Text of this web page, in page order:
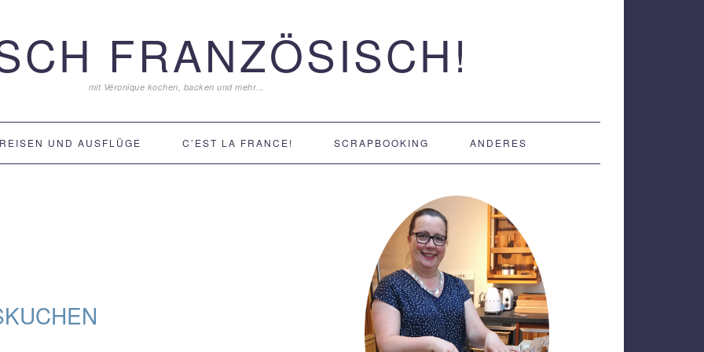
FRANZÖSISCH!
mit Véronique kochen, backen und mehr...
REISEN UND AUSFLÜGE C’EST LA FRANCE! SCRAPBOOKING ANDERES